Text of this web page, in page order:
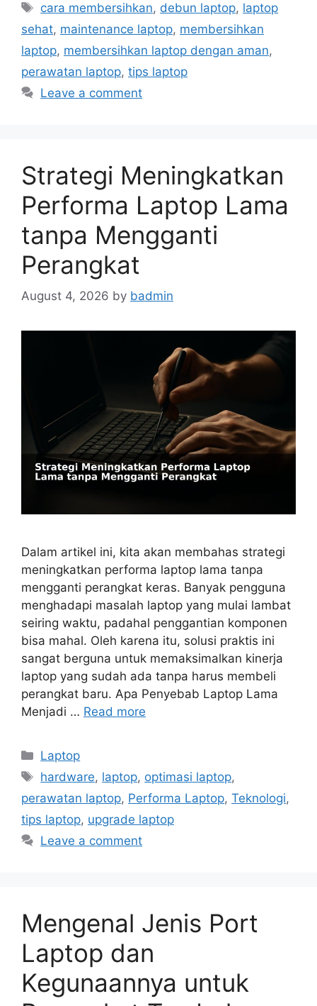
Tags
cara membersihkan, debun laptop, laptop
sehat, maintenance laptop, membersihkan
laptop, membersihkan laptop dengan aman,
perawatan laptop, tips laptop
Leave a comment
Strategi Meningkatkan
Performa Laptop Lama
tanpa Mengganti
Perangkat
August 4, 2026 by badmin
Dalam artikel ini, kita akan membahas strategi
meningkatkan performa laptop lama tanpa
mengganti perangkat keras. Banyak pengguna
menghadapi masalah laptop yang mulai lambat
seiring waktu, padahal penggantian komponen
bisa mahal. Oleh karena itu, solusi praktis ini
sangat berguna untuk memaksimalkan kinerja
laptop yang sudah ada tanpa harus membeli
perangkat baru. Apa Penyebab Laptop Lama
Menjadi … Read more
Categories
Laptop
Tags
hardware, laptop, optimasi laptop,
perawatan laptop, Performa Laptop, Teknologi,
tips laptop, upgrade laptop
Leave a comment
Mengenal Jenis Port
Laptop dan
Kegunaannya untuk